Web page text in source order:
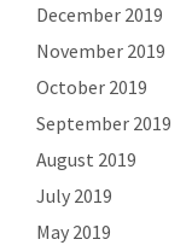
December 2019
November 2019
October 2019
September 2019
August 2019
July 2019
May 2019